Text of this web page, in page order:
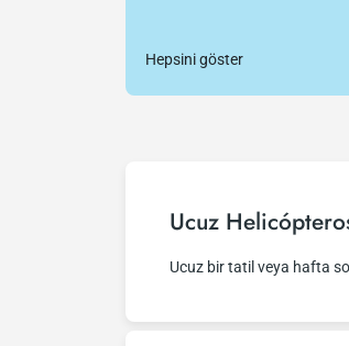
Hepsini göster
Ucuz
Ucuz bir tatil veya hafta